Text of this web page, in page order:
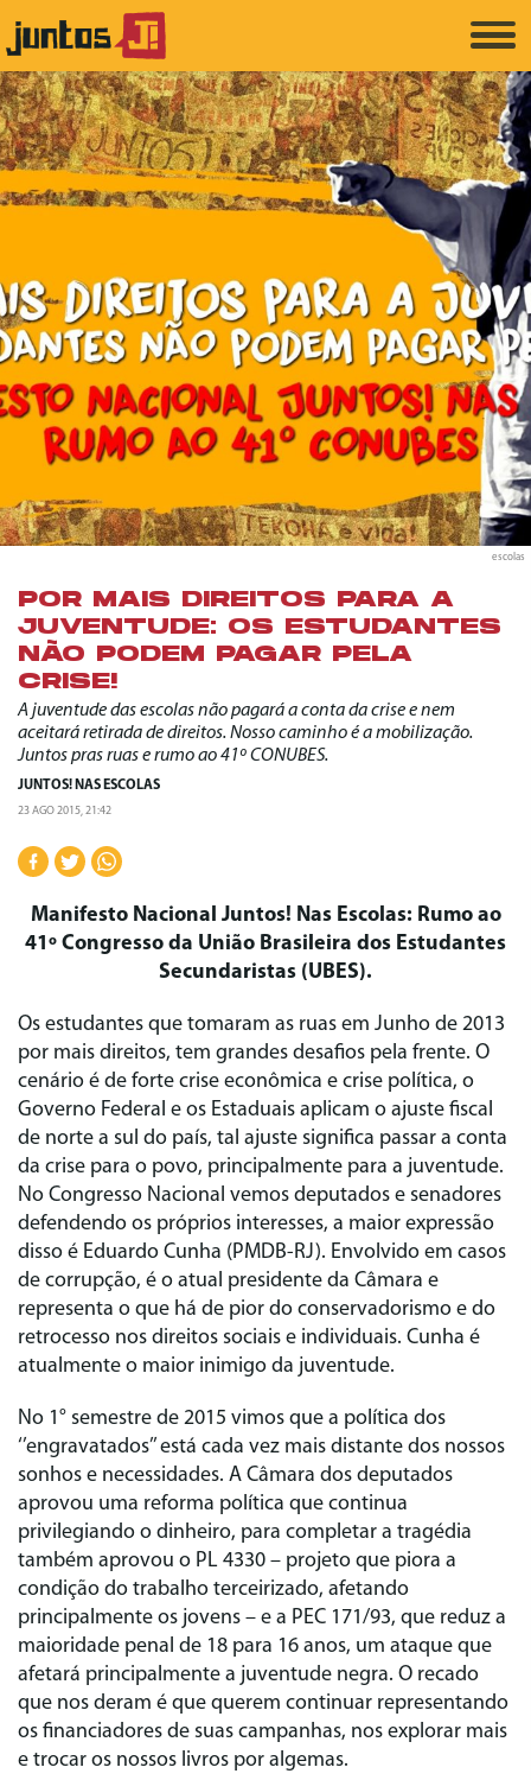
escolas
POR MAIS DIREITOS PARA A
JUVENTUDE: OS ESTUDANTES
NÃO PODEM PAGAR PELA
CRISE!
A juventude das escolas não pagará a conta da crise e nem
aceitará retirada de direitos. Nosso caminho é a mobilização.
Juntos pras ruas e rumo ao 41º CONUBES.
JUNTOS! NAS ESCOLAS
23 AGO 2015, 21:42
Manifesto Nacional Juntos! Nas Escolas: Rumo ao
41º Congresso da União Brasileira dos Estudantes
Secundaristas (UBES).
Os estudantes que tomaram as ruas em Junho de 2013
por mais direitos, tem grandes desafios pela frente. O
cenário é de forte crise econômica e crise política, o
Governo Federal e os Estaduais aplicam o ajuste fiscal
de norte a sul do país, tal ajuste significa passar a conta
da crise para o povo, principalmente para a juventude.
No Congresso Nacional vemos deputados e senadores
defendendo os próprios interesses, a maior expressão
disso é Eduardo Cunha (PMDB-RJ). Envolvido em casos
de corrupção, é o atual presidente da Câmara e
representa o que há de pior do conservadorismo e do
retrocesso nos direitos sociais e individuais. Cunha é
atualmente o maior inimigo da juventude.
No 1° semestre de 2015 vimos que a política dos
‘’engravatados’’ está cada vez mais distante dos nossos
sonhos e necessidades. A Câmara dos deputados
aprovou uma reforma política que continua
privilegiando o dinheiro, para completar a tragédia
também aprovou o PL 4330 – projeto que piora a
condição do trabalho terceirizado, afetando
principalmente os jovens – e a PEC 171/93, que reduz a
maioridade penal de 18 para 16 anos, um ataque que
afetará principalmente a juventude negra. O recado
que nos deram é que querem continuar representando
os financiadores de suas campanhas, nos explorar mais
e trocar os nossos livros por algemas.